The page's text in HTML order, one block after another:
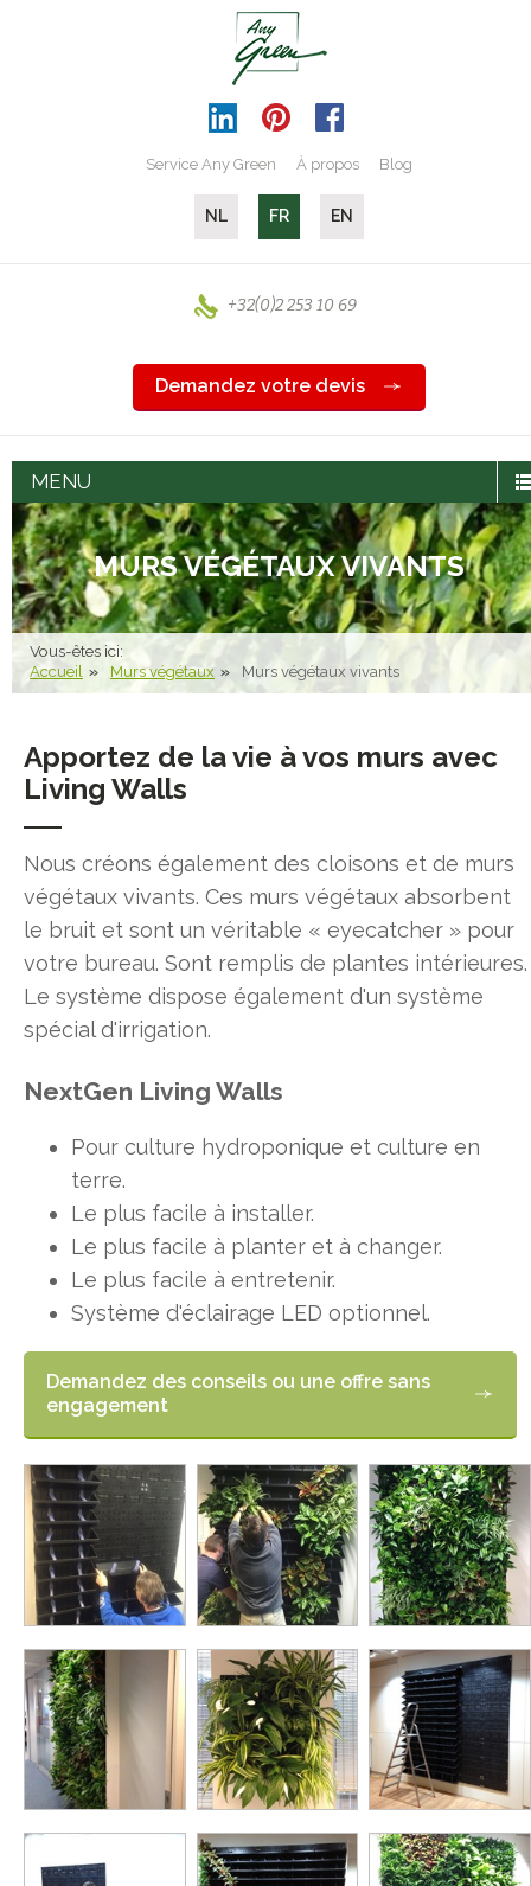
Service Any Green À propos Blog
NL FR EN
+32(0)2 253 10 69
Demandez votre devis
MENU
MURS VÉGÉTAUX VIVANTS
Vous-êtes ici:
Accueil Murs végétaux Murs végétaux vivants
Apportez de la vie à vos murs avec
Living Walls
Nous créons également des cloisons et de murs
végétaux vivants. Ces murs végétaux absorbent
le bruit et sont un véritable « eyecatcher » pour
votre bureau. Sont remplis de plantes intérieures.
Le système dispose également d'un système
spécial d'irrigation.
NextGen Living Walls
Pour culture hydroponique et culture en
terre.
Le plus facile à installer.
Le plus facile à planter et à changer.
Le plus facile à entretenir.
Système d'éclairage LED optionnel.
Demandez des conseils ou une offre sans
engagement